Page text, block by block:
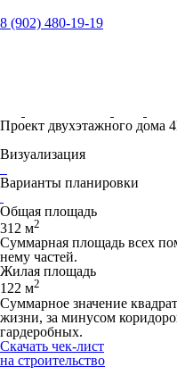
8 (902) 480-19-19
Проект двухэтажного дома
Визуализация
Варианты планировки
Общая площадь
312 м2
Суммарная площадь всех
нему частей.
Жилая площадь
122 м2
Суммарное значение
жизни, за минусом
гардеробных.
Скачать чек-лист
на строительство